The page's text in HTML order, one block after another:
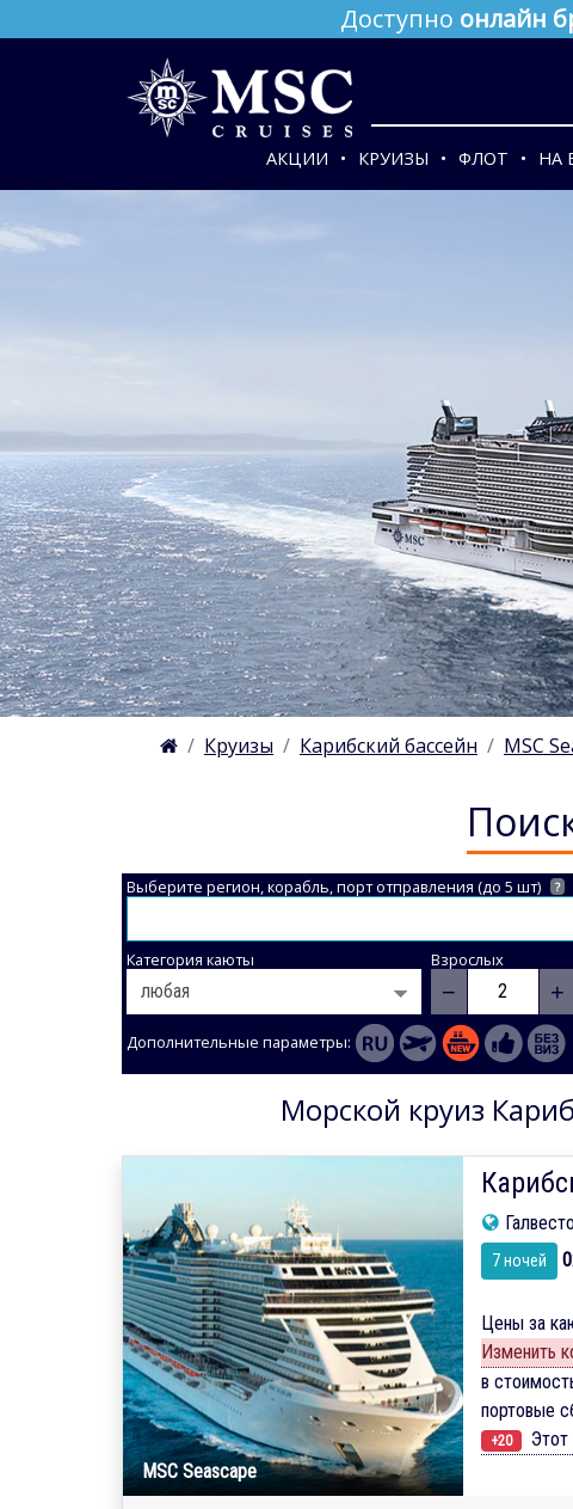
Доступно онлайн
АКЦИИ КРУИЗЫ ФЛОТ НА
Круизы Карибский бассейн MSC
Выберите регион, корабль, порт отправления (до 5 шт) ?
Категория каюты Взрослых
− +
Дополнительные параметры:
Морской круиз
MSC Seascape
7 ночей
Цены за
Изменить
в
портовые
+20 Этот